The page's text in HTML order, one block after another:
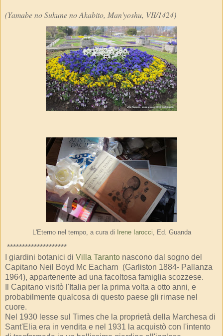
(Yamabe no Sukune no Akabito, Man'yoshu, VII/1424)
L'Eterno nel tempo, a cura di Irene Iarocci , Ed. Guanda
********************
I giardini botanici di Villa Taranto nascono dal sogno del
Capitano Neil Boyd Mc Eacharn (Garliston 1884- Pallanza
1964), appartenente ad una facoltosa famiglia scozzese.
Il Capitano visitò l'Italia per la prima volta a otto anni, e
probabilmente qualcosa di questo paese gli rimase nel
cuore.
Nel 1930 lesse sul Times che la proprietà della Marchesa di
Sant'Elia era in vendita e nel 1931 la acquistò con l'intento